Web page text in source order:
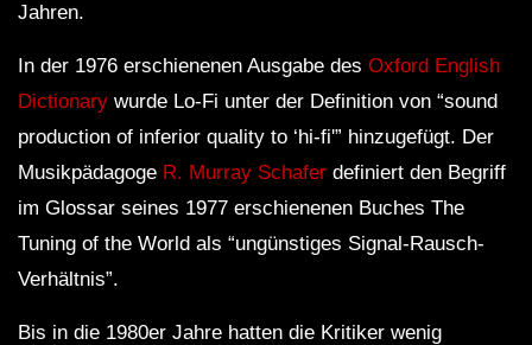
Jahren.
In der 1976 erschienenen Ausgabe des Oxford English
Dictionary wurde Lo-Fi unter der Definition von “sound
production of inferior quality to ‘hi-fi'” hinzugefügt. Der
Musikpädagoge R. Murray Schafer definiert den Begriff
im Glossar seines 1977 erschienenen Buches The
Tuning of the World als “ungünstiges Signal-Rausch-
Verhältnis”.
Bis in die 1980er Jahre hatten die Kritiker wenig